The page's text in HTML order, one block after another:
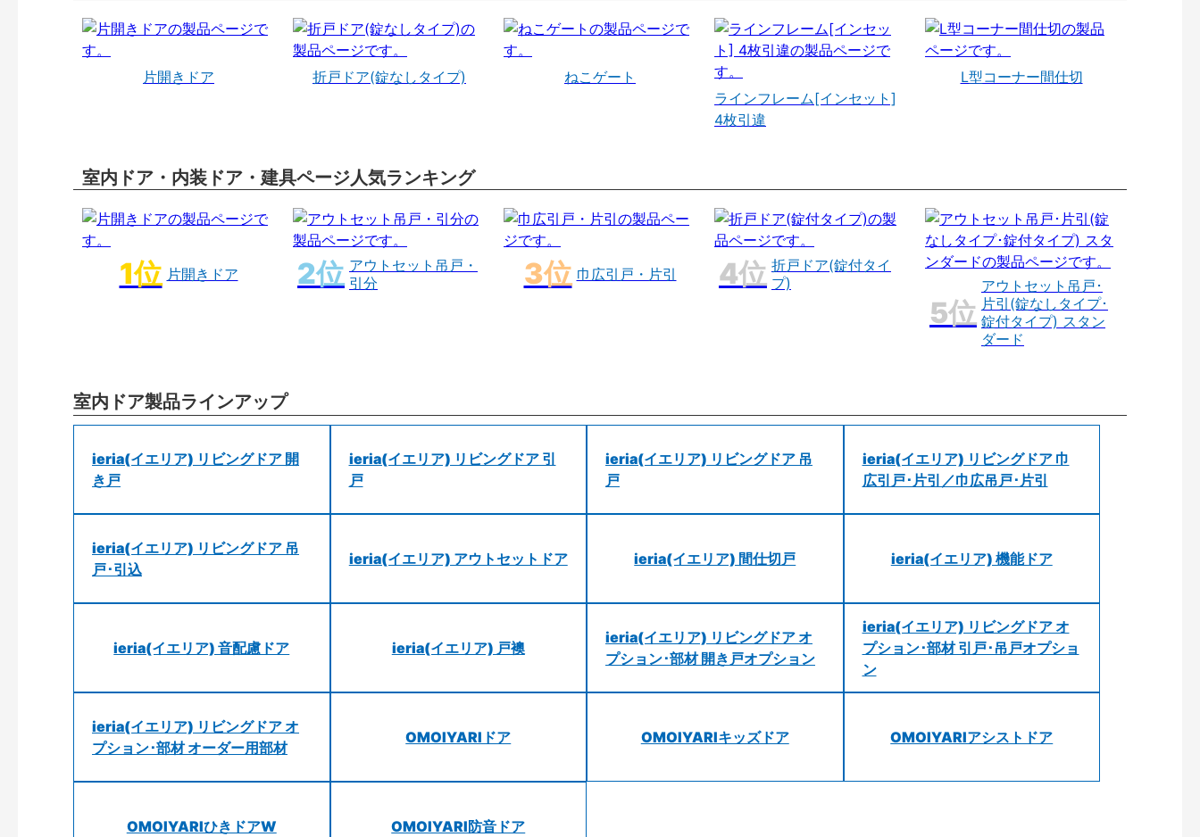
片開きドア 折戸ドア(錠なしタイプ)
ねこゲート
ラインフレーム[インセット]
4枚引違
L型コーナー間仕切
室内ドア・内装ドア・建具ページ人気ランキング
片開きドア
アウトセット吊戸・
引分
巾広引戸・片引
折戸ドア(錠付タイ
プ)
アウトセット吊戸･
片引(錠なしタイプ･
錠付タイプ) スタン
ダード
室内ドア製品ラインアップ
ieria(イエリア) リビングドア 開
き戸
ieria(イエリア) リビングドア 引
戸
ieria(イエリア) リビングドア 吊
戸
ieria(イエリア) リビングドア 巾
広引戸･片引／巾広吊戸･片引
ieria(イエリア) リビングドア 吊
戸･引込
ieria(イエリア) アウトセットドア ieria(イエリア) 間仕切戸 ieria(イエリア) 機能ドア
ieria(イエリア) 音配慮ドア ieria(イエリア) 戸襖
ieria(イエリア) リビングドア オ
プション･部材 開き戸オプション
ieria(イエリア) リビングドア オ
プション･部材 引戸･吊戸オプショ
ン
ieria(イエリア) リビングドア オ
プション･部材 オーダー用部材
OMOIYARIドア OMOIYARIキッズドア OMOIYARIアシストドア
OMOIYARIひきドアW OMOIYARI防音ドア